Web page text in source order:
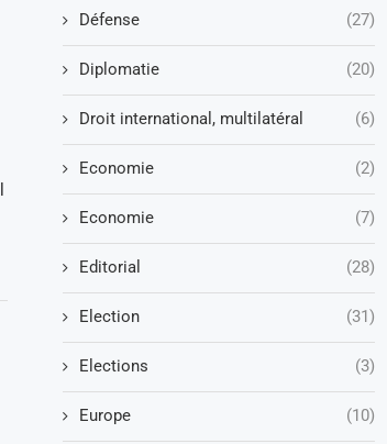
Défense (27)
Diplomatie (20)
Droit international, multilatéral (6)
Economie (2)
Economie (7)
Editorial (28)
Election (31)
Elections (3)
Europe (10)